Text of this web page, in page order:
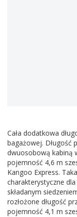
Cała dodatkowa
bagażowej. Długość
dwuosobową kabiną
pojemność 4,6 m
Kangoo Express.
charakterystyczne
składanym
rozłożone długość
pojemność 4,1 m